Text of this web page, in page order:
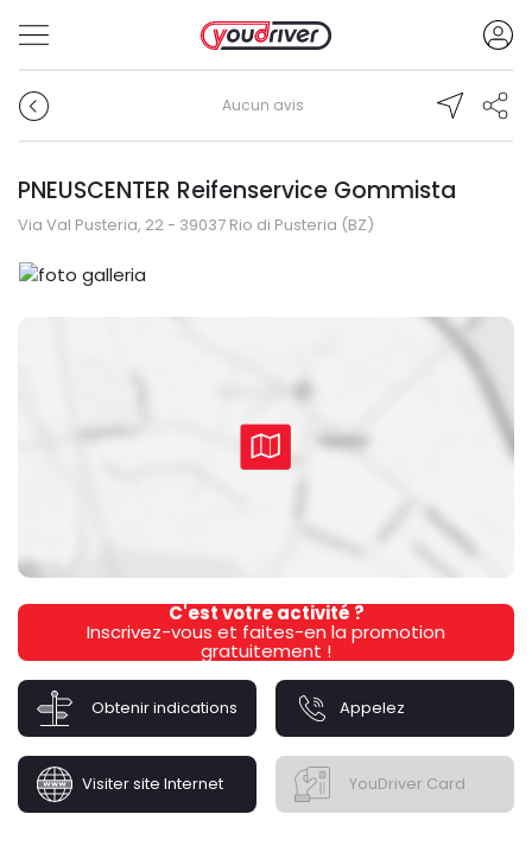
Aucun avis
PNEUSCENTER Reifenservice Gommista
Via Val Pusteria, 22 - 39037 Rio di Pusteria (BZ)
C'est votre activité ?
Inscrivez-vous et faites-en la promotion
gratuitement !
Obtenir indications Appelez
Visiter site Internet YouDriver Card